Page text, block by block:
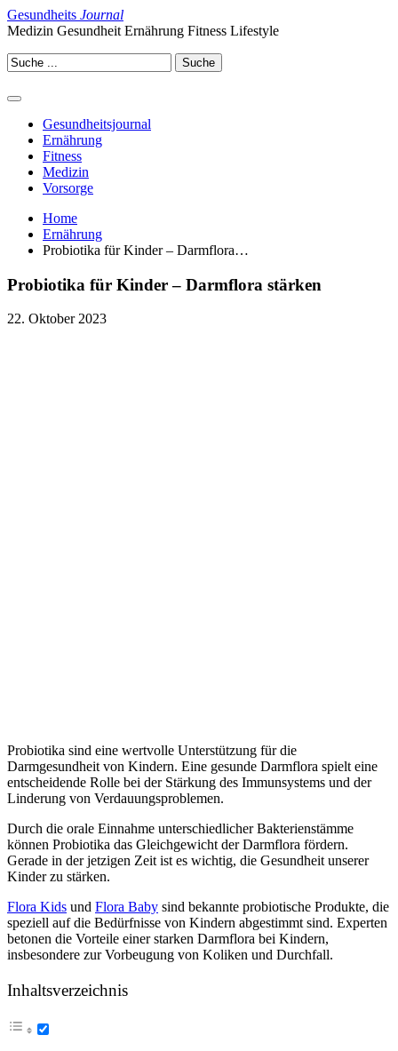
Gesundheits Journal
Medizin Gesundheit Ernährung Fitness Lifestyle
Gesundheitsjournal
Ernährung
Fitness
Medizin
Vorsorge
Home
Ernährung
Probiotika für Kinder – Darmflora…
Probiotika für Kinder – Darmflora stärken
22. Oktober 2023
Probiotika sind eine wertvolle Unterstützung für die
Darmgesundheit von Kindern. Eine gesunde Darmflora spielt eine
entscheidende Rolle bei der Stärkung des Immunsystems und der
Linderung von Verdauungsproblemen.
Durch die orale Einnahme unterschiedlicher Bakterienstämme
können Probiotika das Gleichgewicht der Darmflora fördern.
Gerade in der jetzigen Zeit ist es wichtig, die Gesundheit unserer
Kinder zu stärken.
Flora Kids und Flora Baby sind bekannte probiotische Produkte, die
speziell auf die Bedürfnisse von Kindern abgestimmt sind. Experten
betonen die Vorteile einer starken Darmflora bei Kindern,
insbesondere zur Vorbeugung von Koliken und Durchfall.
Inhaltsverzeichnis